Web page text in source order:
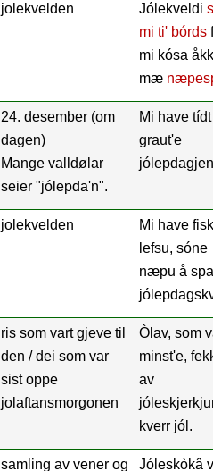
jolekvelden Jólekveldi
mi ti' bórds
mi kósa
mæ
24. desember (om
dagen)
Mange valldølar
seier "jólepda'n".
Mi have tídt
graut'e
jolekvelden
Mi have
lefsu, sóne
næpu å
ris som vart gjeve til
den / dei som var
sist oppe
jolaftansmorgonen
Òlav, som
minst'e,
av
kverr jól.
samling av vener og Jóleskòkâ